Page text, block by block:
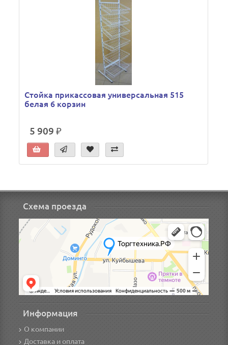
Стойка прикассовая универсальная 515
белая 6 корзин
5 909 ₽
Схема проезда
Информация
О компании
Доставка и оплата